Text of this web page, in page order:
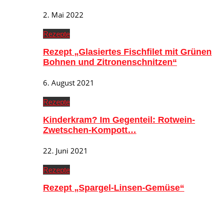
2. Mai 2022
Rezepte
Rezept „Glasiertes Fischfilet mit Grünen
Bohnen und Zitronenschnitzen“
6. August 2021
Rezepte
Kinderkram? Im Gegenteil: Rotwein-
Zwetschen-Kompott…
22. Juni 2021
Rezepte
Rezept „Spargel-Linsen-Gemüse“